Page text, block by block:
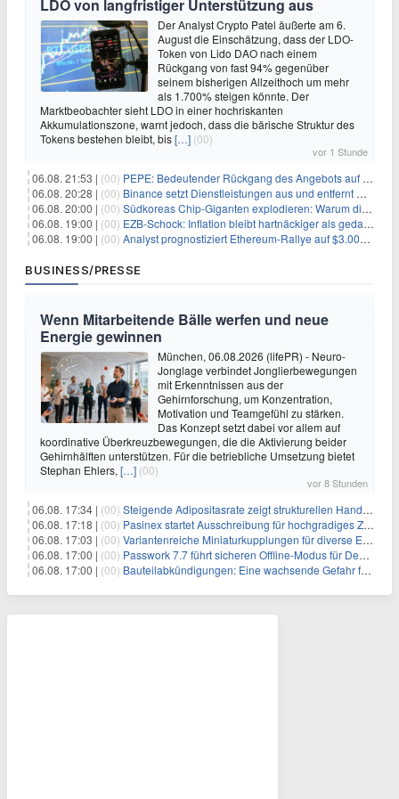
LDO von langfristiger Unterstützung aus
Der Analyst Crypto Patel äußerte am 6.
August die Einschätzung, dass der LDO-
Token von Lido DAO nach einem
Rückgang von fast 94% gegenüber
seinem bisherigen Allzeithoch um mehr
als 1.700% steigen könnte. Der
Marktbeobachter sieht LDO in einer hochriskanten
Akkumulationszone, warnt jedoch, dass die bärische Struktur des
Tokens bestehen bleibt, bis[…] (00)
vor 1 Stunde
06.08. 21:53 | (00) PEPE: Bedeutender Rückgang des Angebots auf Börsen – Was kommt als Nächstes?
06.08. 20:28 | (00) Binance setzt Dienstleistungen aus und entfernt mehrere Krypto-Paare: Wer ist betroffen?
06.08. 20:00 | (00) Südkoreas Chip-Giganten explodieren: Warum dieser Rekord-Tag die KI-Branche erschüttert
06.08. 19:00 | (00) EZB-Schock: Inflation bleibt hartnäckiger als gedacht – 2027 wird zum kritischen Test
06.08. 19:00 | (00) Analyst prognostiziert Ethereum-Rallye auf $3.000 nach entscheidendem On-Chain-Ausbruch
BUSINESS/PRESSE
Wenn Mitarbeitende Bälle werfen und neue
Energie gewinnen
München, 06.08.2026 (lifePR) - Neuro-
Jonglage verbindet Jonglierbewegungen
mit Erkenntnissen aus der
Gehirnforschung, um Konzentration,
Motivation und Teamgefühl zu stärken.
Das Konzept setzt dabei vor allem auf
koordinative Überkreuzbewegungen, die die Aktivierung beider
Gehirnhälften unterstützen. Für die betriebliche Umsetzung bietet
Stephan Ehlers, […] (00)
vor 8 Stunden
06.08. 17:34 | (00) Steigende Adipositasrate zeigt strukturellen Handlungsbedarf bei der Ernährung schulpflichtiger Kinder
06.08. 17:18 | (00) Pasinex startet Ausschreibung für hochgradiges Zinksulfidkonzentrat mit Germanium- und Silbergehalten und stellt ein Betriebsupdate bereit
06.08. 17:03 | (00) Variantenreiche Miniaturkupplungen für diverse Einsatzbereiche
06.08. 17:00 | (00) Passwork 7.7 führt sicheren Offline-Modus für Desktop- und Mobile-Apps ein
06.08. 17:00 | (00) Bauteilabkündigungen: Eine wachsende Gefahr für industrielle Elektroniksysteme